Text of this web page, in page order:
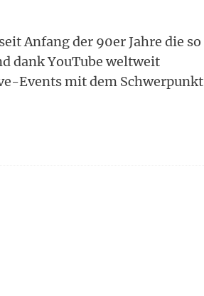
Anfang der 90er Jahre die so
dank YouTube weltweit
Events mit dem Schwerpunkt